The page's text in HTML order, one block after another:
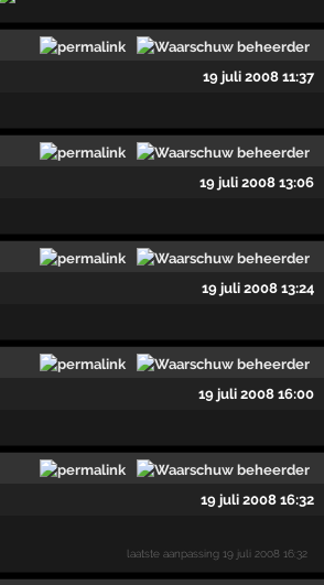
19 juli 2008 11:37
19 juli 2008 13:06
19 juli 2008 13:24
19 juli 2008 16:00
19 juli 2008 16:32
laatste aanpassing19 juli 2008 16:32